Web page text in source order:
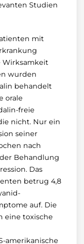
Studien
mit
Wirksamkeit
wurden
behandelt
orale
freie
nicht. Nur ein
seiner
nach
Behandlung
Das
betrug 4,8
auf. Die
eine toxische
amerikanische